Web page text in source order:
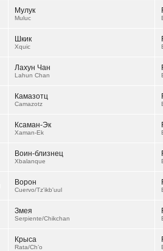
Мулук
Muluc
Шкик
Xquic
Лахун Чан
Lahun Chan
Камазотц
Camazotz
Ксаман-Эк
Xaman-Ek
Воин-близнец
Xbalanque
Ворон
Cuervo/Tz'ikb'uul
Змея
Serpiente/Chikchan
Крыса
Rata/Ch’o